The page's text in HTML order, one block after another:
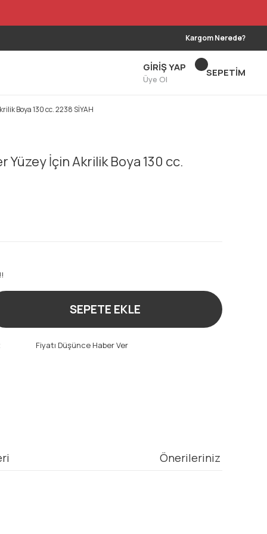
Kargom Nerede?
GİRİŞ YAP
Üye Ol
SEPETİM
Boya 130 cc. 2238 SİYAH
Yüzey İçin Akrilik Boya 130 cc.
SEPETE EKLE
Fiyatı Düşünce Haber Ver
Önerileriniz